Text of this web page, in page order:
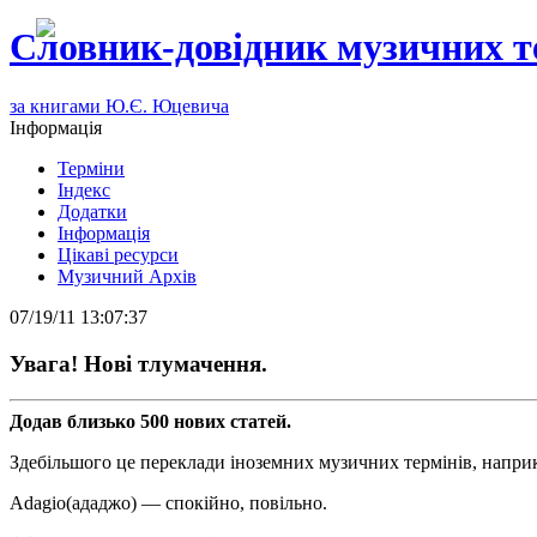
Словник-довідник музичних
за книгами Ю.Є. Юцевича
Інформація
Терміни
Індекс
Додатки
Інформація
Цікаві ресурси
Музичний Архів
07/19/11 13:07:37
Увага! Нові тлумачення.
Додав близько 500 нових статей.
Здебільшого це переклади іноземних музичних термінів,
Adagio(ададжо) — спокійно, повільно.